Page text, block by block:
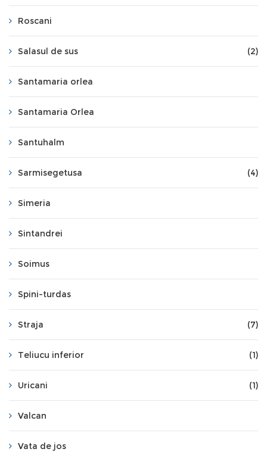
Roscani
Salasul de sus (2)
Santamaria orlea
Santamaria Orlea
Santuhalm
Sarmisegetusa (4)
Simeria
Sintandrei
Soimus
Spini-turdas
Straja (7)
Teliucu inferior (1)
Uricani (1)
Valcan
Vata de jos